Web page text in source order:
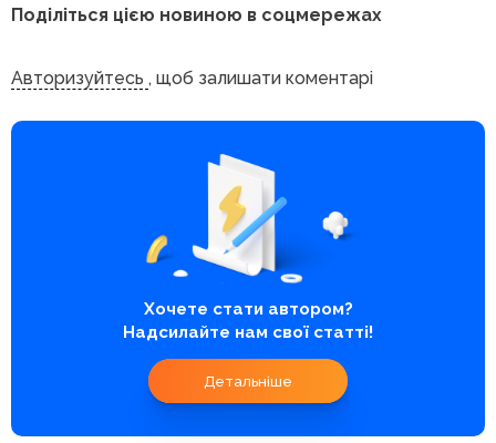
Поділіться цією новиною в соцмережах
Авторизуйтесь , щоб залишати коментарі
Хочете стати автором?
Надсилайте нам свої статті!
Детальніше